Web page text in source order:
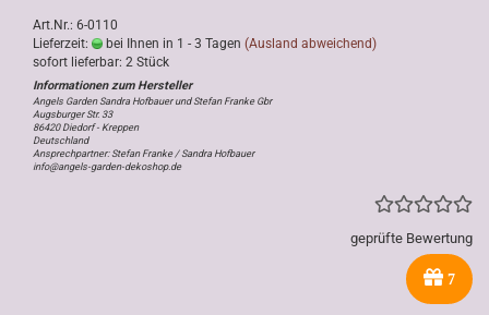
Art.Nr.: 6-0110
Lieferzeit:
bei Ihnen in 1 - 3 Tagen (Ausland abweichend)
sofort lieferbar: 2 Stück
Angels Garden Sandra Hofbauer und Stefan Franke Gbr
Augsburger Str. 33
86420 Diedorf - Kreppen
Deutschland
Ansprechpartner: Stefan Franke / Sandra Hofbauer
info@angels-garden-dekoshop.de
geprüfte Bewertung
7